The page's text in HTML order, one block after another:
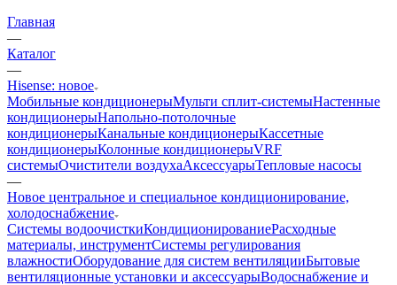
Главная
—
Каталог
—
Hisense: новое
Мобильные кондиционерыМульти сплит-системыНастенные
кондиционерыНапольно-потолочные
кондиционерыКанальные кондиционерыКассетные
кондиционерыКолонные кондиционерыVRF
системыОчистители воздухаАксессуарыТепловые насосы
—
Новое центральное и специальное кондиционирование,
холодоснабжение
Системы водоочисткиКондиционированиеРасходные
материалы, инструментСистемы регулирования
влажностиОборудование для систем вентиляцииБытовые
вентиляционные установки и аксессуарыВодоснабжение и